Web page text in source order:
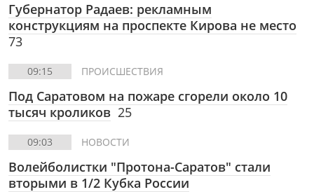
Губернатор Радаев: рекламным
конструкциям на проспекте Кирова не место
73
09:15 ПРОИСШЕСТВИЯ
Под Саратовом на пожаре сгорели около 10
тысяч кроликов 25
09:03 НОВОСТИ
Волейболистки "Протона-Саратов" стали
вторыми в 1/2 Кубка России